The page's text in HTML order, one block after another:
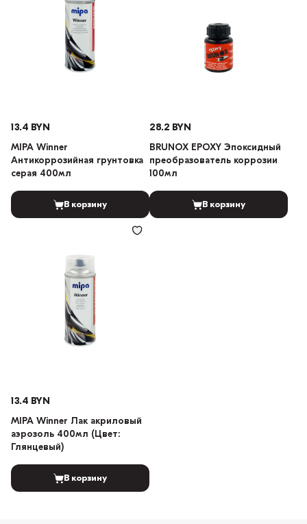
13.4 BYN
MIPA Winner
Антикоррозийная грунтовка
серая 400мл
В корзину
28.2 BYN
BRUNOX EPOXY Эпоксидный
преобразователь коррозии
100мл
В корзину
13.4 BYN
MIPA Winner Лак акриловый
аэрозоль 400мл (Цвет:
Глянцевый)
В корзину